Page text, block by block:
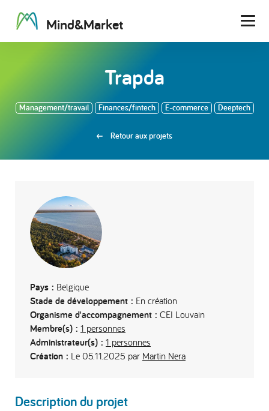
Mind&Market
Trapda
Management/travail Finances/fintech E-commerce Deeptech
Retour aux projets
Pays : Belgique
Stade de développement : En création
Organisme d'accompagnement : CEI Louvain
Membre(s) : 1 personnes
Administrateur(s) : 1 personnes
Création : Le 05.11.2025 par Martin Nera
Description du projet